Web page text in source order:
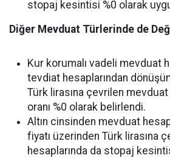
stopaj kesintisi %0 olarak
Diğer Mevduat Türlerinde de
Kur korumalı vadeli mevduat
tevdiat hesaplarından
Türk lirasına çevrilen mevduat
oranı %0 olarak belirlendi.
Altın cinsinden mevduat
fiyatı üzerinden Türk lirasına
hesaplarında da stopaj